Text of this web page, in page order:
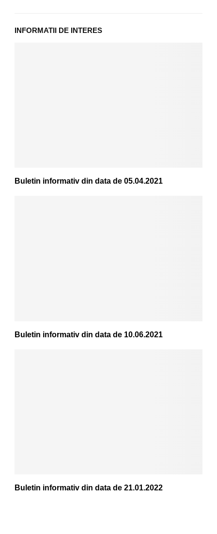
INFORMATII DE INTERES
Buletin informativ din data de 05.04.2021
Buletin informativ din data de 10.06.2021
Buletin informativ din data de 21.01.2022